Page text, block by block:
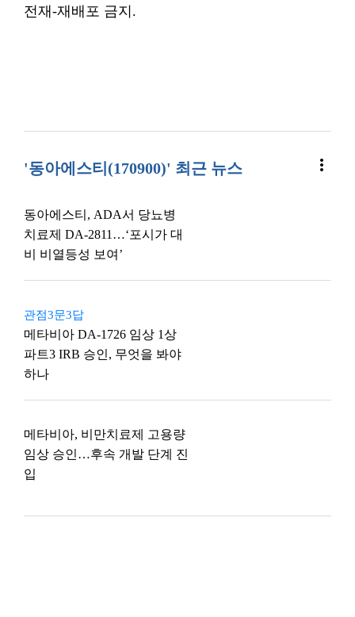
전재-재배포 금지.
'동아에스티(170900)' 최근 뉴스 more_vert
동아에스티, ADA서 당뇨병
치료제 DA-2811…‘포시가 대
비 비열등성 보여’
관점3문3답
메타비아 DA-1726 임상 1상
파트3 IRB 승인, 무엇을 봐야
하나
메타비아, 비만치료제 고용량
임상 승인…후속 개발 단계 진
입